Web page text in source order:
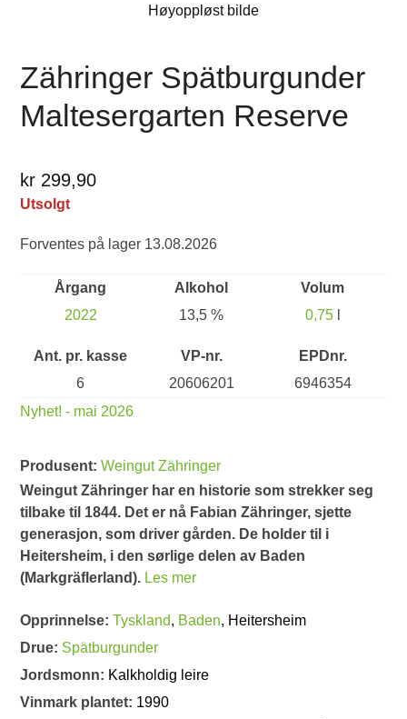
Høyoppløst bilde
Zähringer Spätburgunder
Maltesergarten Reserve
kr 299,90
Utsolgt
Forventes på lager 13.08.2026
Årgang
2022
Alkohol
13,5 %
Volum
0,75l
Ant. pr. kasse
6
VP-nr.
20606201
EPDnr.
6946354
Nyhet! - mai 2026
Produsent:Weingut Zähringer
Weingut Zähringer har en historie som strekker seg
tilbake til 1844. Det er nå Fabian Zähringer, sjette
generasjon, som driver gården. De holder til i
Heitersheim, i den sørlige delen av Baden
(Markgräflerland). Les mer
Opprinnelse:Tyskland, Baden, Heitersheim
Drue: Spätburgunder
Jordsmonn: Kalkholdig leire
Vinmark plantet: 1990